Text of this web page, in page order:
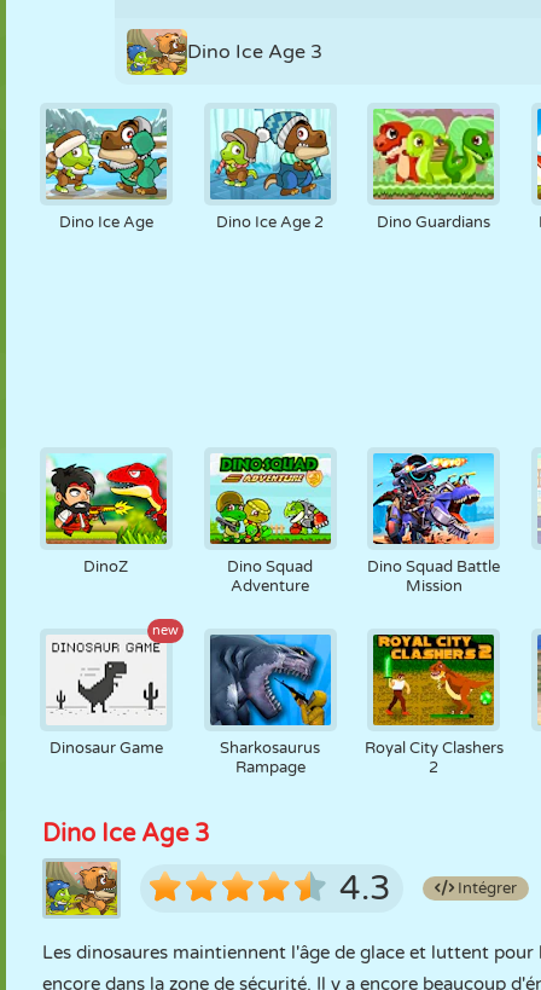
Dino Ice Age 3
Dino Ice Age Dino Ice Age 2 Dino Guardians
DinoZ
Dino Squad
Adventure
Dino Squad Battle
Mission
new
Dinosaur Game
Sharkosaurus
Rampage
Royal City Clashers
2
Dino Ice Age 3
4.3 Intégrer
Les dinosaures maintiennent l'âge de glace et luttent
encore dans la zone de sécurité. Il y a encore beaucoup